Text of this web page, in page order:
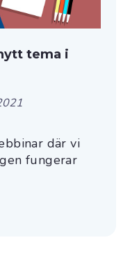
tema i
där vi
fungerar